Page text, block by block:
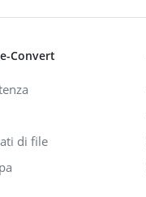
Convert
di file